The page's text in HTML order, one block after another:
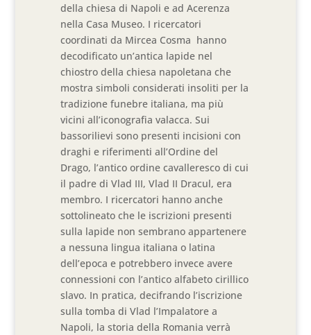
della chiesa di Napoli e ad Acerenza
nella Casa Museo. I ricercatori
coordinati da Mircea Cosma hanno
decodificato un’antica lapide nel
chiostro della chiesa napoletana che
mostra simboli considerati insoliti per la
tradizione funebre italiana, ma più
vicini all’iconografia valacca. Sui
bassorilievi sono presenti incisioni con
draghi e riferimenti all’Ordine del
Drago, l’antico ordine cavalleresco di cui
il padre di Vlad III, Vlad II Dracul, era
membro. I ricercatori hanno anche
sottolineato che le iscrizioni presenti
sulla lapide non sembrano appartenere
a nessuna lingua italiana o latina
dell’epoca e potrebbero invece avere
connessioni con l’antico alfabeto cirillico
slavo. In pratica, decifrando l’iscrizione
sulla tomba di Vlad l’Impalatore a
Napoli, la storia della Romania verrà